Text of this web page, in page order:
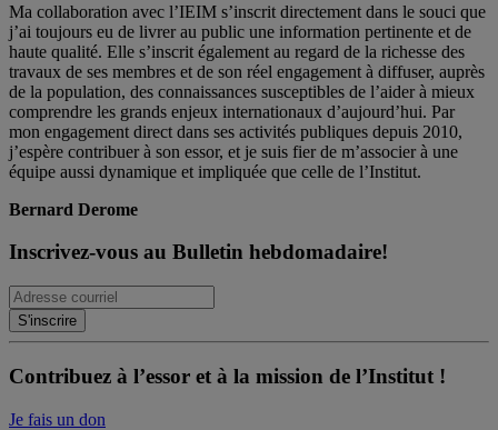
Ma collaboration avec l’IEIM s’inscrit directement dans le souci que
j’ai toujours eu de livrer au public une information pertinente et de
haute qualité. Elle s’inscrit également au regard de la richesse des
travaux de ses membres et de son réel engagement à diffuser, auprès
de la population, des connaissances susceptibles de l’aider à mieux
comprendre les grands enjeux internationaux d’aujourd’hui. Par
mon engagement direct dans ses activités publiques depuis 2010,
j’espère contribuer à son essor, et je suis fier de m’associer à une
équipe aussi dynamique et impliquée que celle de l’Institut.
Bernard Derome
Inscrivez-vous au Bulletin hebdomadaire!
Contribuez à l’essor et à la mission de l’Institut !
Je fais un don